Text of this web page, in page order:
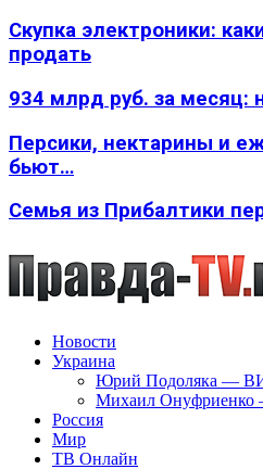
Скупка электроники:
продать
934 млрд руб. за месяц:
Персики, нектарины и
бьют…
Семья из Прибалтики
Новости
Украина
Юрий Подоляка —
Михаил Онуфриенко
Россия
Мир
ТВ Онлайн